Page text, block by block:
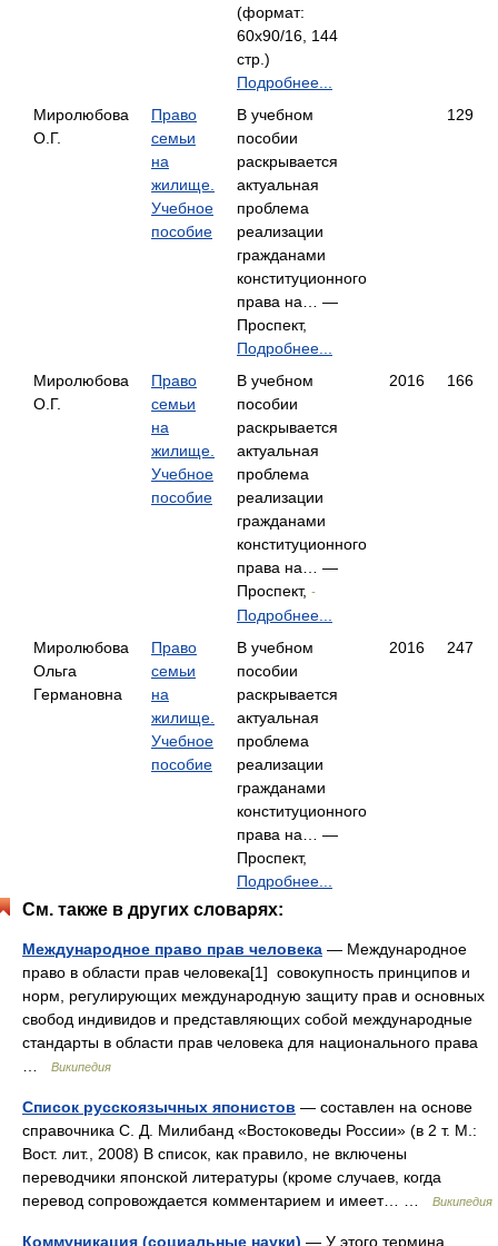
(формат:
60x90/16, 144
стр.)
Подробнее...
Миролюбова
О.Г.
Право
семьи
на
жилище.
Учебное
пособие
В учебном
пособии
раскрывается
актуальная
проблема
реализации
гражданами
конституционного
права на… —
Проспект,
Подробнее...
129
Миролюбова
О.Г.
Право
семьи
на
жилище.
Учебное
пособие
В учебном
пособии
раскрывается
актуальная
проблема
реализации
гражданами
конституционного
права на… —
Проспект, -
Подробнее...
2016 166
Миролюбова
Ольга
Германовна
Право
семьи
на
жилище.
Учебное
пособие
В учебном
пособии
раскрывается
актуальная
проблема
реализации
гражданами
конституционного
права на… —
Проспект,
Подробнее...
2016 247
См. также в других словарях:
Международное право прав человека — Международное
право в области прав человека[1] совокупность принципов и
норм, регулирующих международную защиту прав и основных
свобод индивидов и представляющих собой международные
стандарты в области прав человека для национального права
Википедия
Список русскоязычных японистов — составлен на основе
справочника С. Д. Милибанд «Востоковеды России» (в 2 т. М.:
Вост. лит., 2008) В список, как правило, не включены
переводчики японской литературы (кроме случаев, когда
перевод сопровождается комментарием и имеет… …
Википедия
Коммуникация (социальные науки) — У этого термина